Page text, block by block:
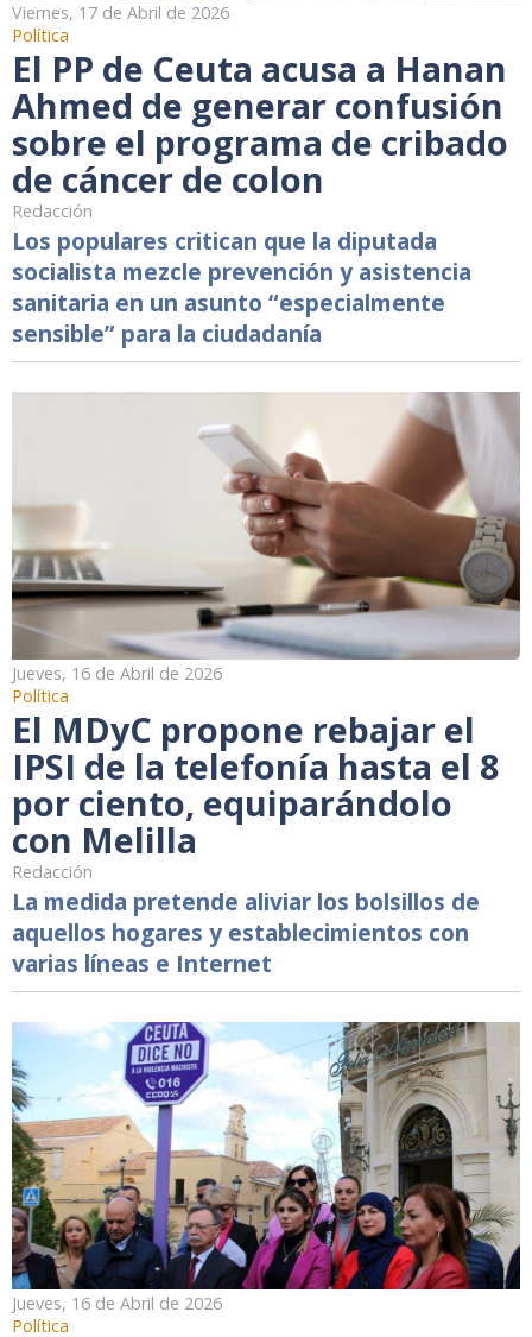
Viernes, 17 de Abril de 2026
Política
El PP de Ceuta acusa a Hanan
Ahmed de generar confusión
sobre el programa de cribado
de cáncer de colon
Redacción
Los populares critican que la diputada
socialista mezcle prevención y asistencia
sanitaria en un asunto “especialmente
sensible” para la ciudadanía
Jueves, 16 de Abril de 2026
Política
El MDyC propone rebajar el
IPSI de la telefonía hasta el 8
por ciento, equiparándolo
con Melilla
Redacción
La medida pretende aliviar los bolsillos de
aquellos hogares y establecimientos con
varias líneas e Internet
Jueves, 16 de Abril de 2026
Política